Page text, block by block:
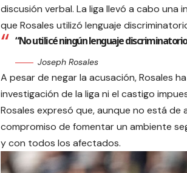
discusión verbal. La liga llevó a cabo
que Rosales utilizó lenguaje
“No utilicé ningún lenguaje
Joseph Rosales
A pesar de negar la acusación, Rosales
investigación de la liga ni el castigo
Rosales expresó que, aunque no está
compromiso de fomentar un ambiente
y con todos los afectados.